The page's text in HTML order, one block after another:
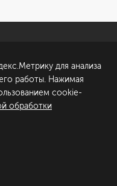
Обсудить проект
для анализа
работы. Нажимая
cookie-
обработки